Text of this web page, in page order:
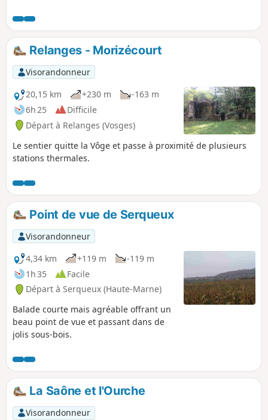
Relanges - Morizécourt
Visorandonneur
20,15 km
+230 m
-163 m
6h 25
Difficile
Départ à Relanges (Vosges)
Le sentier quitte la Vôge et passe à proximité de plusieurs
stations thermales.
Point de vue de Serqueux
Visorandonneur
4,34 km
+119 m
-119 m
1h 35
Facile
Départ à Serqueux (Haute-Marne)
Balade courte mais agréable offrant un
beau point de vue et passant dans de
jolis sous-bois.
La Saône et l'Ourche
Visorandonneur